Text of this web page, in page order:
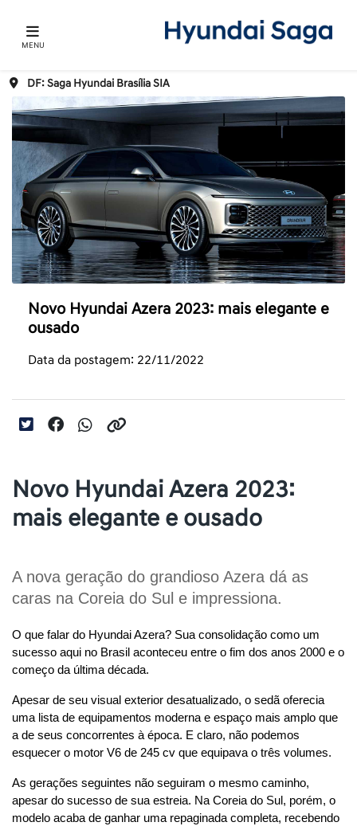
MENU
DF: Saga Hyundai Brasília SIA
Novo Hyundai Azera 2023: mais elegante e
ousado
Data da postagem: 22/11/2022
Novo Hyundai Azera 2023:
mais elegante e ousado
A nova geração do grandioso Azera dá as
caras na Coreia do Sul e impressiona.
O que falar do Hyundai Azera? Sua consolidação como um
sucesso aqui no Brasil aconteceu entre o fim dos anos 2000 e o
começo da última década.
Apesar de seu visual exterior desatualizado, o sedã oferecia
uma lista de equipamentos moderna e espaço mais amplo que
a de seus concorrentes à época. E claro, não podemos
esquecer o motor V6 de 245 cv que equipava o três volumes.
As gerações seguintes não seguiram o mesmo caminho,
apesar do sucesso de sua estreia. Na Coreia do Sul, porém, o
modelo acaba de ganhar uma repaginada completa, recebendo